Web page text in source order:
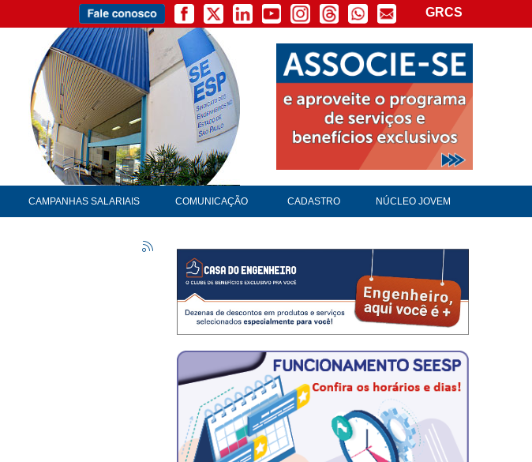
GRCS
CAMPANHAS SALARIAIS COMUNICAÇÃO CADASTRO NÚCLEO JOVEM